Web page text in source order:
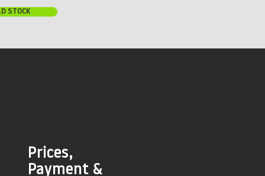
Prices,
Payment &
STOCK